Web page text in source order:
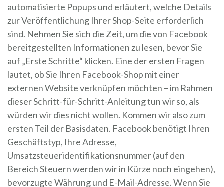
automatisierte Popups und erläutert, welche Details
zur Veröffentlichung Ihrer Shop-Seite erforderlich
sind. Nehmen Sie sich die Zeit, um die von Facebook
bereitgestellten Informationen zu lesen, bevor Sie
auf „Erste Schritte“ klicken. Eine der ersten Fragen
lautet, ob Sie Ihren Facebook-Shop mit einer
externen Website verknüpfen möchten – im Rahmen
dieser Schritt-für-Schritt-Anleitung tun wir so, als
würden wir dies nicht wollen. Kommen wir also zum
ersten Teil der Basisdaten. Facebook benötigt Ihren
Geschäftstyp, Ihre Adresse,
Umsatzsteueridentifikationsnummer (auf den
Bereich Steuern werden wir in Kürze noch eingehen),
bevorzugte Währung und E-Mail-Adresse. Wenn Sie